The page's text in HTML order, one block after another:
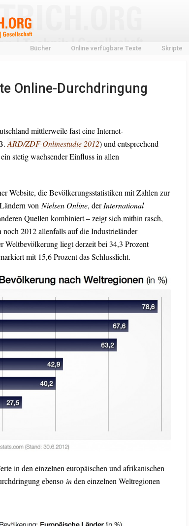
Skripte
Online verfügbare Texte
Bücher
Online-Durchdringung
mittlerweile fast eine Internet-
ARD/ZDF-Onlinestudie 2012) und entsprechend
stetig wachsender Einfluss in allen
Website, die Bevölkerungsstatistiken mit Zahlen zur
von Nielsen Online, derInternational
Quellen kombiniert – zeigt sich mithin rasch,
noch 2012 allenfalls auf die Industrieländer
liegt derzeit bei 34,3 Prozent
mit 15,6 Prozent das Schlusslicht.
in den einzelnen europäischen und afrikanischen
ebenso inden einzelnen Weltregionen